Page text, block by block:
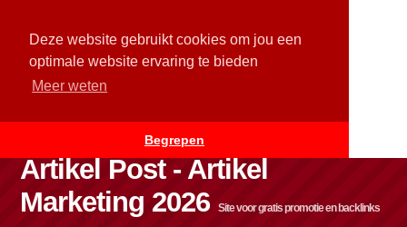
Deze website gebruikt cookies om jou een
optimale website ervaring te bieden
Meer weten
Begrepen
Artikel Post - Artikel
Marketing 2026
Site voor gratis promotie en backlinks